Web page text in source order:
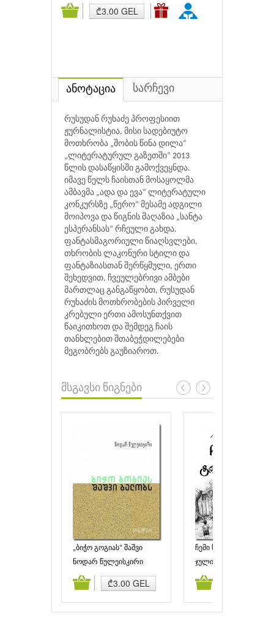
₾3.00 GEL
ანოტაცია სარჩევი
რუსუდან რუხაძე პროფესიით
ჟურნალისტია, მისი სადებიუტო
მოთხრობა „შობის წინა დილა“
„ლიტერატურულ გაზეთში“ 2013
წლის დასაწყისში გამოქვეყნდა.
იმავე წელს ჩაისთან მოსაყოლმა
ამბავმა „ადა და ევა“ ლიტერატული
კონკურსზე „წერო“ მესამე ადგილი
მოიპოვა და წიგნის მაღაზია „სანტა
ესპერანსას“ რჩეული გახდა.
ფანტასმაგორიული წიაღსვლები,
თხრობის ლაკონური სტილი და
ფანტაზიასთან შერწყმული, ერთი
შეხედვით, ჩვეულებრივი ამბები
მართლაც განგაწყობთ, რუსუდან
რუხაძის მოთხრობების პირველი
კრებული ერთი ამოსუნთქვით
წაიკითხოთ და შემდეგ ჩაის
თანხლებით შთაბეჭდილებები
მეგობრებს გაუზიაროთ.
მსგავსი წიგნები
„ბიჭო გოგიას“ შაშვი
გალობს
ნოდარ წულეისკირი
₾3.00 GEL
ჩემი სოფლის
ტრაგიკომედიები
ჯულიანა ტაბატაძე
კალათაში დამატება კალათაში